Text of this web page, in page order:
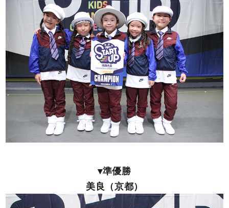
▾準優勝
美良（京都）